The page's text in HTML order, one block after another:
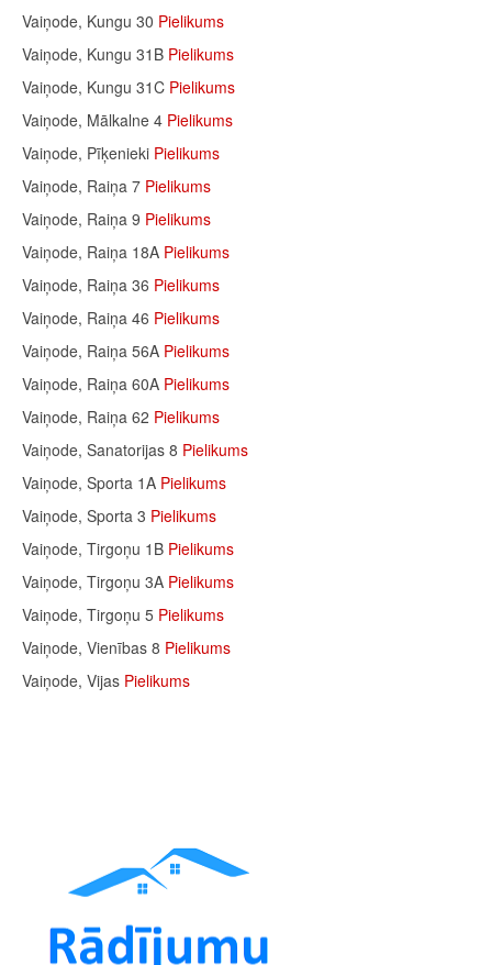
Vaiņode, Kungu 30 Pielikums
Vaiņode, Kungu 31B Pielikums
Vaiņode, Kungu 31C Pielikums
Vaiņode, Mālkalne 4 Pielikums
Vaiņode, Pīķenieki Pielikums
Vaiņode, Raiņa 7 Pielikums
Vaiņode, Raiņa 9 Pielikums
Vaiņode, Raiņa 18A Pielikums
Vaiņode, Raiņa 36 Pielikums
Vaiņode, Raiņa 46 Pielikums
Vaiņode, Raiņa 56A Pielikums
Vaiņode, Raiņa 60A Pielikums
Vaiņode, Raiņa 62 Pielikums
Vaiņode, Sanatorijas 8 Pielikums
Vaiņode, Sporta 1A Pielikums
Vaiņode, Sporta 3 Pielikums
Vaiņode, Tirgoņu 1B Pielikums
Vaiņode, Tirgoņu 3A Pielikums
Vaiņode, Tirgoņu 5 Pielikums
Vaiņode, Vienības 8 Pielikums
Vaiņode, Vijas Pielikums